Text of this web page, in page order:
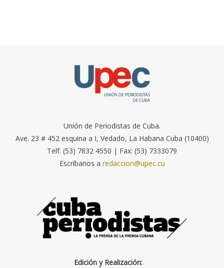
Unión de Periodistas de Cuba.
Ave. 23 # 452 esquina a I, Vedado, La Habana Cuba (10400)
Telf. (53) 7832 4550 | Fax: (53) 7333079
Escríbanos a redaccion@upec.cu
Edición y Realización: